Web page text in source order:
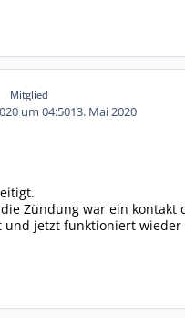
Mitglied
um 04:5013. Mai 2020
Zündung war ein kontakt
und jetzt funktioniert wieder